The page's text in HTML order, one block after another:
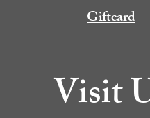
Giftcard
Visit